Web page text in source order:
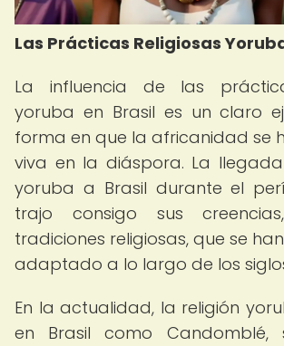
Las Prácticas Religiosas
La influencia de las
yoruba en Brasil es un claro
forma en que la africanidad se
viva en la diáspora. La
yoruba a Brasil durante el
trajo consigo sus
tradiciones religiosas, que se
adaptado a lo largo de los
En la actualidad, la religión
en Brasil como Candomblé,